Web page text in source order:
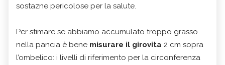
sostazne pericolose per la salute.
Per stimare se abbiamo accumulato troppo grasso
nella pancia è bene misurare il girovita 2 cm sopra
l’ombelico: i livelli di riferimento per la circonferenza